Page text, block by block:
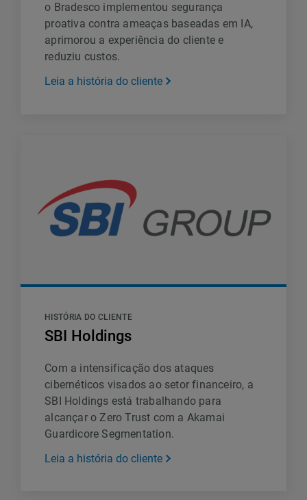
o Bradesco implementou segurança
proativa contra ameaças baseadas em IA,
aprimorou a experiência do cliente e
reduziu custos.
Leia a história do cliente
HISTÓRIA DO CLIENTE
SBI Holdings
Com a intensificação dos ataques
cibernéticos visados ao setor financeiro, a
SBI Holdings está trabalhando para
alcançar o Zero Trust com a Akamai
Guardicore Segmentation.
Leia a história do cliente